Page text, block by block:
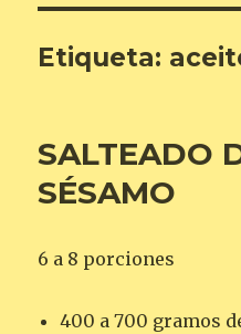
Etiqueta:
SALTEADO
SÉSAMO
6 a 8 porciones
400 a 700 gramos